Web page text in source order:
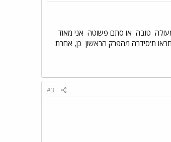
טובה או סתם פשוטה אני מאוד
ת'סידרה מהפרק הראשון כן, אחרת
#3